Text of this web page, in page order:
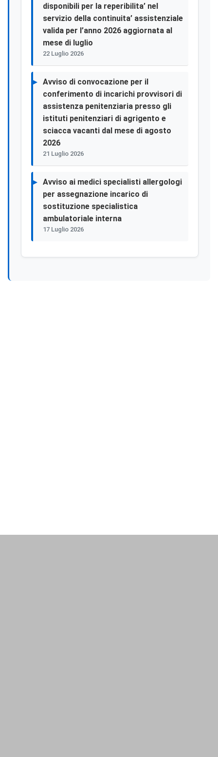
disponibili per la reperibilita’ nel
servizio della continuita’ assistenziale
valida per l’anno 2026 aggiornata al
mese di luglio
22 Luglio 2026
Avviso di convocazione per il
conferimento di incarichi provvisori di
assistenza penitenziaria presso gli
istituti penitenziari di agrigento e
sciacca vacanti dal mese di agosto
2026
21 Luglio 2026
Avviso ai medici specialisti allergologi
per assegnazione incarico di
sostituzione specialistica
ambulatoriale interna
17 Luglio 2026